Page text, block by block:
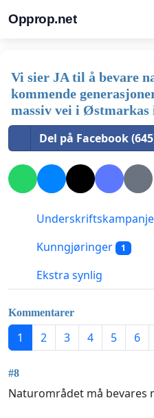
Opprop.net
Vi sier JA til å bevare
kommende
massiv vei i
Del på Facebook
Underskriftskampanje
Kunngjøringer
1
Ekstra synlig
Kommentarer
1 2 3 4 5 6
#8
Naturområdet må bevares